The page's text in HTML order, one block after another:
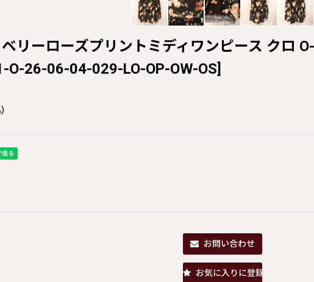
ベリーローズプリントミディワンピース クロ
26-06-04-029-LO-OP-OW-OS]
お問い合わせ
お気に入りに登録